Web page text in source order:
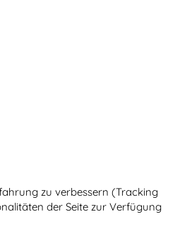
zu verbessern (Tracking
der Seite zur Verfügung